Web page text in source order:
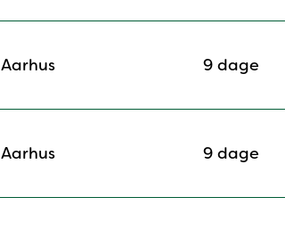
Aarhus 9 dage
Aarhus 9 dage